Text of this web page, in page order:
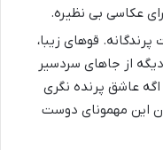
عکاسی بی نظیره.
قوهای زیبا،
از جاهای سردسیر
عاشق پرنده نگری
این مهمونای دوست